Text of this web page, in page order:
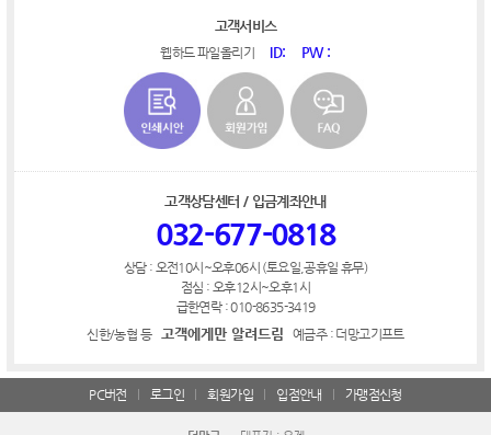
고객서비스
웹하드 파일올리기 ID: PW :
고객상담센터 / 입금계좌안내
032-677-0818
상담 : 오전10시~오후06시 (토요일,공휴일 휴무)
점심 : 오후12시~오후1시
급한연락 : 010-8635-3419
신한/농협 등 고객에게만 알려드림 예금주 : 더망고기프트
PC버전 로그인 회원가입 입점안내 가맹점신청